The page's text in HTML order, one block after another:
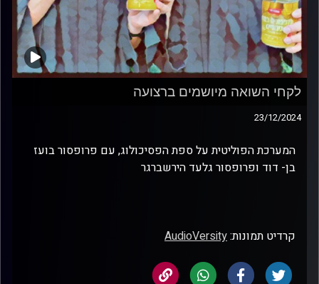
לקחי השואה מיושמים ברצועה
23/12/2024
המערכת הפוליטית על ספת הפסיכולוג, עם פרופסור בועז
בן- דוד ופרופסור גלעד הירשברגר
קרדיט תמונות:AudioVersity